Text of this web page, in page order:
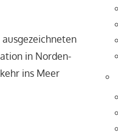
in Norden-
ins Meer